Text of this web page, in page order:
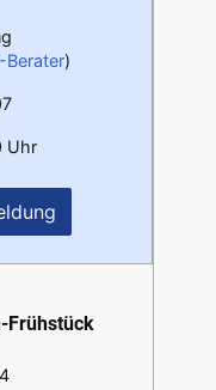
Berater)
Uhr
Frühstück